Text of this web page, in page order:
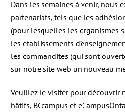
Dans les semaines à venir, nous
partenariats, tels que les
(pour lesquelles les organismes
les établissements
les commandites (qui sont
sur notre site web un nouveau
Veuillez le visiter pour découvrir
hâtifs, BCcampus et